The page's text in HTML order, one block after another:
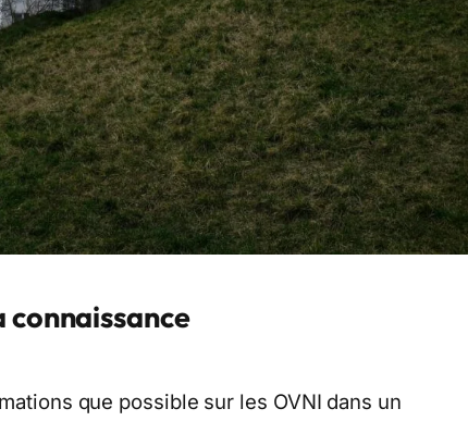
connaissance
que possible sur les OVNI dans un